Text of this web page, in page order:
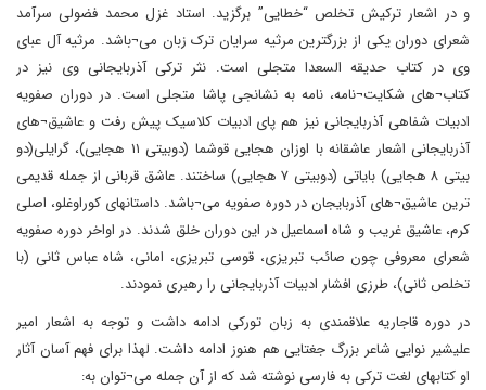
و در اشعار ترکیش تخلص “خطایی” برگزید. استاد غزل محمد فضولی سرآمد
شعرای دوران یکی از بزرگترین مرثیه سرایان ترک زبان می¬باشد. مرثیه آل عبای
وی در کتاب حدیقه السعدا متجلی است. نثر ترکی آذربایجانی وی نیز در
کتاب¬های شکایت¬نامه، نامه به نشانجی پاشا متجلی است. در دوران صفویه
ادبیات شفاهی آذربایجانی نیز هم پای ادبیات کلاسیک پیش رفت و عاشیق¬های
آذربایجانی اشعار عاشقانه با اوزان هجایی قوشما (دوبیتی ۱۱ هجایی)، گرایلی(دو
بیتی ۸ هجایی) بایاتی (دوبیتی ۷ هجایی) ساختند. عاشق قربانی از جمله قدیمی
ترین عاشیق¬های آذربایجان در دوره صفویه می¬باشد. داستانهای کوراوغلو، اصلی
کرم، عاشیق غریب و شاه اسماعیل در این دوران خلق شدند. در اواخر دوره صفویه
شعرای معروفی چون صائب تبریزی، قوسی تبریزی، امانی، شاه عباس ثانی (با
تخلص ثانی)، طرزی افشار ادبیات آذربایجانی را رهبری نمودند.
در دوره قاجاریه علاقمندی به زبان تورکی ادامه داشت و توجه به اشعار امیر
علیشیر نوایی شاعر بزرگ جغتایی هم هنوز ادامه داشت. لهذا برای فهم آسان آثار
او کتابهای لغت ترکی به فارسی نوشته شد که از آن جمله می¬توان به: